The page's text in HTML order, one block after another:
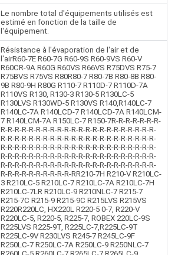
Le nombre total d'équipements utilisés est
estimé en fonction de la taille de
l'équipement.
Résistance à l'évaporation de l'air et de
l'airR60-7E R60-7G R60-9S R60-9VS R60-V
R60CR-9A R60G R60VS R66VS R75DVS R75-7
R75BVS R75VS R80R80-7 R80-7B R80-8B R80-
9B R80-9H R80G R110-7 R110D-7 R110D-7A
R110VS R130, R130-3 R130-5 R130LC-5
R130LVS R130WD-5 R130VS R140,R140LC-7
R140LC-7A R140LCD-7 R140LCD-7A R140LCM-
7 R140LCM-7A R150LC-7 R150-7R-R-R-R-R-R-R-
R-R-R-R-R-R-R-R-R-R-R-R-R-R-R-R-R-R-R-R-R-R-
R-R-R-R-R-R-R-R-R-R-R-R-R-R-R-R-R-R-R-R-R-R-
R-R-R-R-R-R-R-R-R-R-R-R-R-R-R-R-R-R-R-R-R-R-
R-R-R-R-R-R-R-R-R-R-R-R-R-R-R-R-R-R-R-R-R-R-
R-R-R-R-R-R-R-R-R-R-R-R-R-R-R-R-R-R-R-R-R-R-
R-R-R-R-R-R-R-R-R-R-RR210-7H R210-V R210LC-
3 R210LC-5 R210LC-7 R210LC-7A R210LC-7H
R210LC-7LR R210LC-9 R210NLC-7 R215-7
R215-7C R215-9 R215-9C R215LVS R215VS
R220R220LC, HX220L R220-5 0-7, R220-V
R220LC-5, R220-5, R225-7, ROBEX 220LC-9S
R225LVS R225-9T, R225LC-7,R225LC-9T
R225LC-9V R230LVS R245-7 R245LC-9F
R250LC-7 R250LC-7A R250LC-9 R250NLC-7